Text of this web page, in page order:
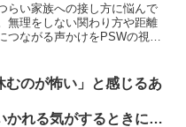
らい家族への接し方に悩んで
無理をしない関わり方や距離
つながる声かけをPSWの視点
むのが怖い」と感じるあ
かれる気がするときに、